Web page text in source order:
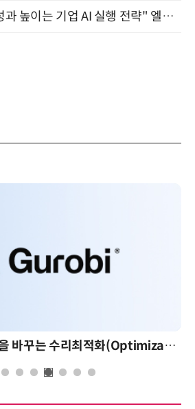
"AI ROI 시대, 투자 성과 높이는 기업 AI 실행 전략" 엘타워 6층 (9월 18일)
AI 시대의 의사결정을 바꾸는 수리최적화(Optimization): 실제 산업 적용 사례와 활용 전략